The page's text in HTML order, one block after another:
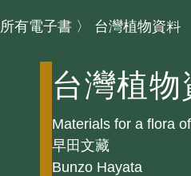
所有電子書 〉 台灣植物資料
台灣植物
Materials for a flora
早田文藏
Bunzo Hayata